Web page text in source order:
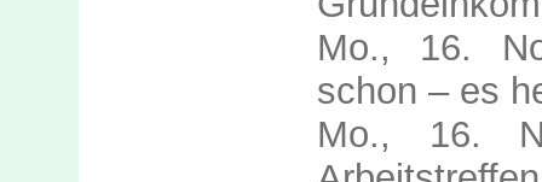
Mo., 16.
schon – es
Mo., 16.